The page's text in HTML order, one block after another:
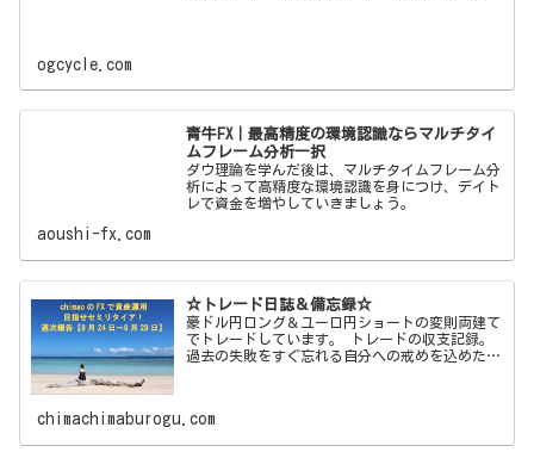
ogcycle.com
青牛FX｜最高精度の環境認識ならマルチタイ
ムフレーム分析一択
ダウ理論を学んだ後は、マルチタイムフレーム分
析によって高精度な環境認識を身につけ、デイト
レで資金を増やしていきましょう。
aoushi-fx.com
☆トレード日誌＆備忘録☆
豪ドル円ロング＆ユーロ円ショートの変則両建て
でトレードしています。 トレードの収支記録。
過去の失敗をすぐ忘れる自分への戒めを込めた備
忘録ブログです！
chimachimaburogu.com